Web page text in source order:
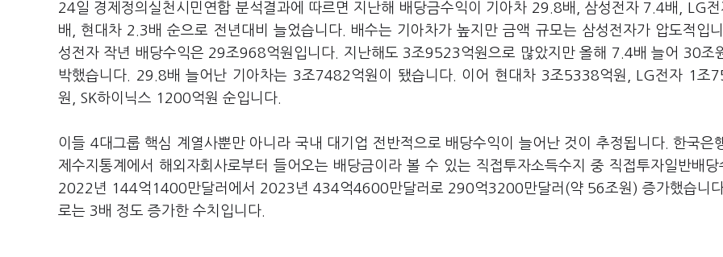
24일 경제정의실천시민연합 분석결과에 따르면 지난해 배당금수익이 기아차 29.8배, 삼성전자 7.4배, LG
배, 현대차 2.3배 순으로 전년대비 늘었습니다. 배수는 기아차가 높지만 금액 규모는 삼성전자가 압도적입
성전자 작년 배당수익은 29조968억원입니다. 지난해도 3조9523억원으로 많았지만 올해 7.4배 늘어 30조
박했습니다. 29.8배 늘어난 기아차는 3조7482억원이 됐습니다. 이어 현대차 3조5338억원, LG전자 1조
원, SK하이닉스 1200억원 순입니다.
이들 4대그룹 핵심 계열사뿐만 아니라 국내 대기업 전반적으로 배당수익이 늘어난 것이 추정됩니다. 한국은
제수지통계에서 해외자회사로부터 들어오는 배당금이라 볼 수 있는 직접투자소득수지 중 직접투자일반배당
2022년 144억1400만달러에서 2023년 434억4600만달러로 290억3200만달러(약 56조원) 증가했습니
로는 3배 정도 증가한 수치입니다.